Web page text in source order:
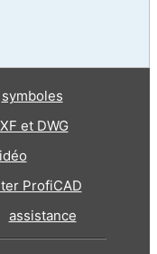
symboles
et DWG
ProfiCAD
assistance